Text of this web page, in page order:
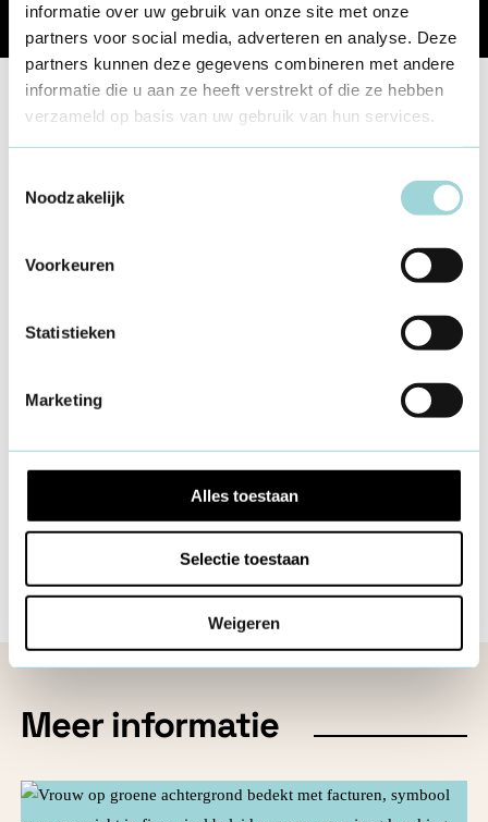
informatie over uw gebruik van onze site met onze
partners voor social media, adverteren en analyse. Deze
partners kunnen deze gegevens combineren met andere
informatie die u aan ze heeft verstrekt of die ze hebben
verzameld op basis van uw gebruik van hun services.
Noodzakelijk
Voorkeuren
Statistieken
Marketing
Alles toestaan
Selectie toestaan
Weigeren
Begroting
7 jan 2022
Meer informatie